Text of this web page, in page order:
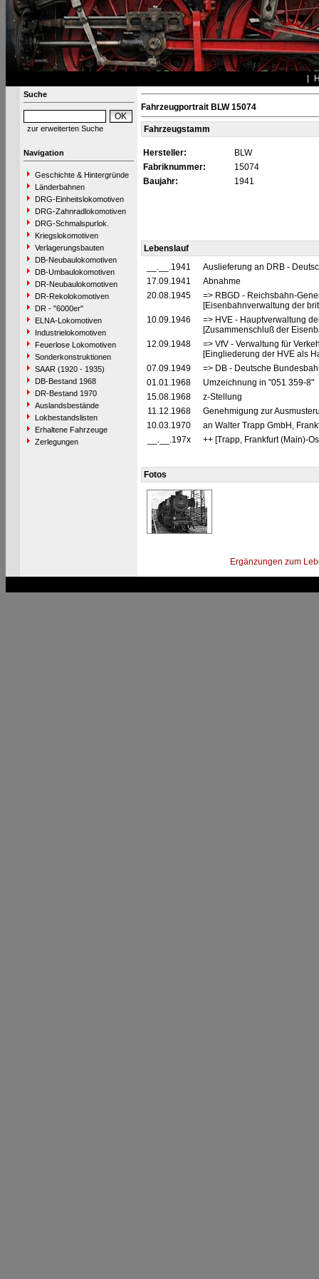
Suche
zur erweiterten Suche
Navigation
Geschichte & Hintergründe
Länderbahnen
DRG-Einheitslokomotiven
DRG-Zahnradlokomotiven
DRG-Schmalspurlok.
Kriegslokomotiven
Verlagerungsbauten
DB-Neubaulokomotiven
DB-Umbaulokomotiven
DR-Neubaulokomotiven
DR-Rekolokomotiven
DR - "6000er"
ELNA-Lokomotiven
Industrielokomotiven
Feuerlose Lokomotiven
Sonderkonstruktionen
SAAR (1920 - 1935)
DB-Bestand 1968
DR-Bestand 1970
Auslandsbestände
Lokbestandslisten
Erhaltene Fahrzeuge
Zerlegungen
Fahrzeugportrait BLW 15074
Fahrzeugstamm
Hersteller:
BLW
Fabriknummer:
15074
Baujahr:
1941
Lebenslauf
__.__.1941
Auslieferung an DRB -
17.09.1941
Abnahme
20.08.1945
=> RBGD - Reichsbahn-
[Eisenbahnverwaltung der
10.09.1946
=> HVE - Hauptverwaltung
[Zusammenschluß der
12.09.1948
=> VfV - Verwaltung für
[Eingliederung der HVE als
07.09.1949
=> DB - Deutsche
01.01.1968
Umzeichnung in "051 359-8"
15.08.1968
z-Stellung
11.12.1968
Genehmigung zur
10.03.1970
an Walter Trapp GmbH,
__.__.197x
++ [Trapp, Frankfurt (Main)-
Fotos
Ergänzungen zum